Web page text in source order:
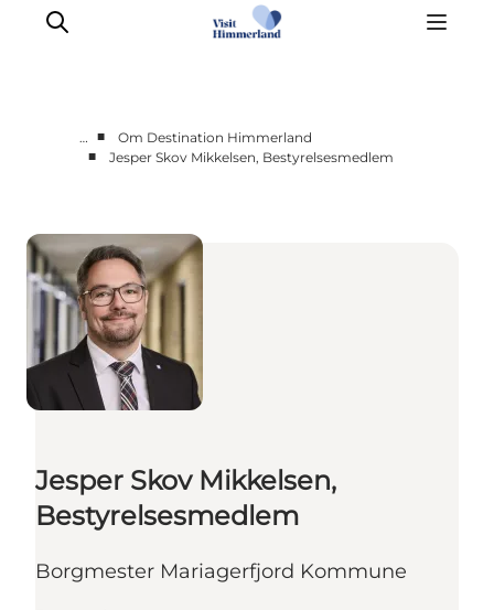
Presse
Projekter
Info Spots
Om Destination Himmerland
… ■
Om Destination Himmerland
■
Jesper Skov Mikkelsen, Bestyrelsesmedlem
Jesper Skov Mikkelsen,
Bestyrelsesmedlem
Borgmester Mariagerfjord Kommune